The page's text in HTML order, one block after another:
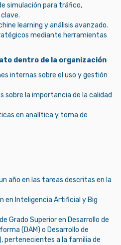
simulación para tráfico,
learning y análisis avanzado.
mediante herramientas
dentro de la organización
internas sobre el uso y gestión
sobre la importancia de la calidad
en analítica y toma de
año en las tareas descritas en la
en Inteligencia Artificial y Big
Grado Superior en Desarrollo de
(DAM) o Desarrollo de
pertenecientes a la familia de